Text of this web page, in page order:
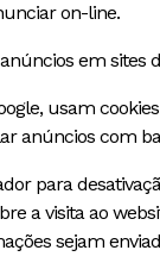
on-line.
em sites
usam
anúncios com
para
a visita ao
sejam